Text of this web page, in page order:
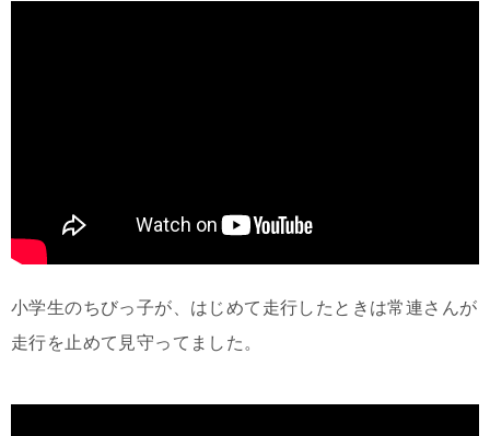
小学生のちびっ子が、はじめて走行したときは常連さんが
走行を止めて見守ってました。